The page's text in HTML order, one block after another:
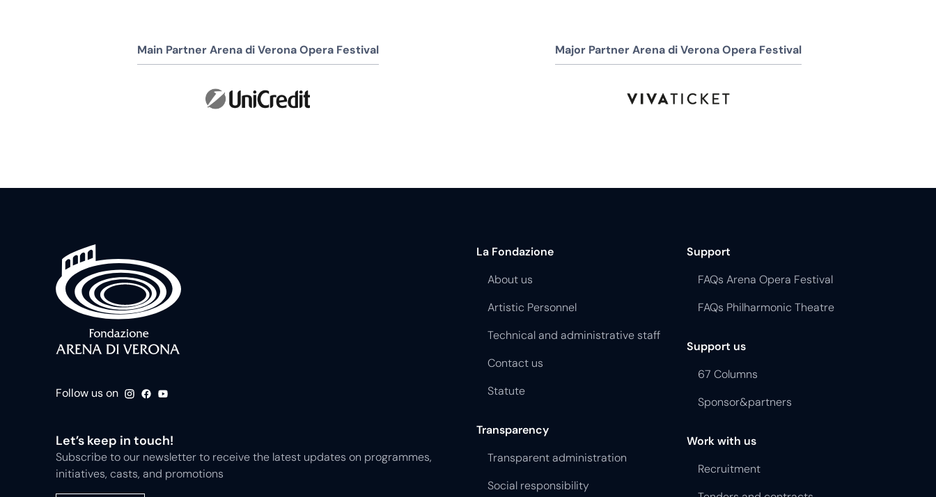
Main Partner Arena di Verona Opera Festival Major Partner Arena di Verona Opera Festival
Follow us on
Let’s keep in touch!
Subscribe to our newsletter to receive the latest updates on programmes,
initiatives, casts, and promotions
La Fondazione
About us
Artistic Personnel
Technical and administrative staff
Contact us
Statute
Transparency
Transparent administration
Social responsibility
Support
FAQs Arena Opera Festival
FAQs Philharmonic Theatre
Support us
67 Columns
Sponsor&partners
Work with us
Recruitment